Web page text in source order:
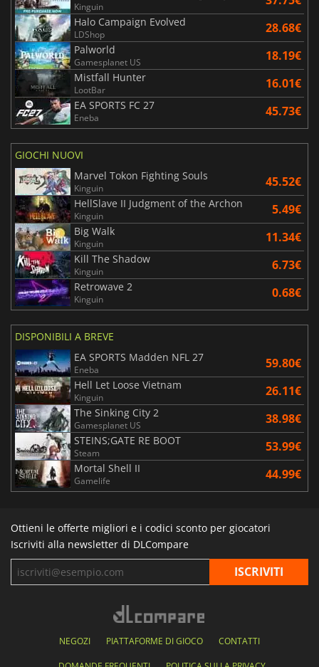
Kinguin
Halo Campaign Evolved
LDShop 28.68€
Palworld
Gamesplanet US 18.19€
Mistfall Hunter
LootBar 16.01€
EA SPORTS FC 27
Eneba 45.73€
GIOCHI NUOVI
Marvel Tokon Fighting Souls
Kinguin 45.52€
HellSlave II Judgment of the Archon
Kinguin 5.49€
Big Walk
Kinguin 11.34€
Kill The Shadow
Kinguin 6.73€
Retrowave 2
Kinguin 0.68€
DISPONIBILI A BREVE
EA SPORTS Madden NFL 27
Eneba 59.80€
Hell Let Loose Vietnam
Kinguin 26.11€
The Sinking City 2
Gamesplanet US 38.98€
STEINS;GATE RE BOOT
Steam 53.99€
Mortal Shell II
Gamelife 44.99€
Ottieni le offerte migliori e i codici sconto per giocatori
Iscriviti alla newsletter di DLCompare
NEGOZI PIATTAFORME DI GIOCO CONTATTI